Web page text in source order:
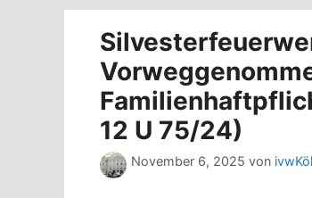
12 U 75/24)
November 6, 2025 von